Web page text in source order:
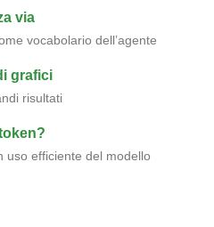
via
vocabolario dell’agente
grafici
risultati
uso efficiente del modello